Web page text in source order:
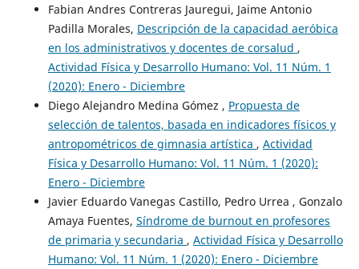
Fabian Andres Contreras Jauregui, Jaime Antonio
Padilla Morales, Descripción de la capacidad aeróbica
en los administrativos y docentes de corsalud ,
Actividad Física y Desarrollo Humano: Vol. 11 Núm. 1
(2020): Enero - Diciembre
Diego Alejandro Medina Gómez , Propuesta de
selección de talentos, basada en indicadores físicos y
antropométricos de gimnasia artística , Actividad
Física y Desarrollo Humano: Vol. 11 Núm. 1 (2020):
Enero - Diciembre
Javier Eduardo Vanegas Castillo, Pedro Urrea , Gonzalo
Amaya Fuentes, Síndrome de burnout en profesores
de primaria y secundaria , Actividad Física y Desarrollo
Humano: Vol. 11 Núm. 1 (2020): Enero - Diciembre